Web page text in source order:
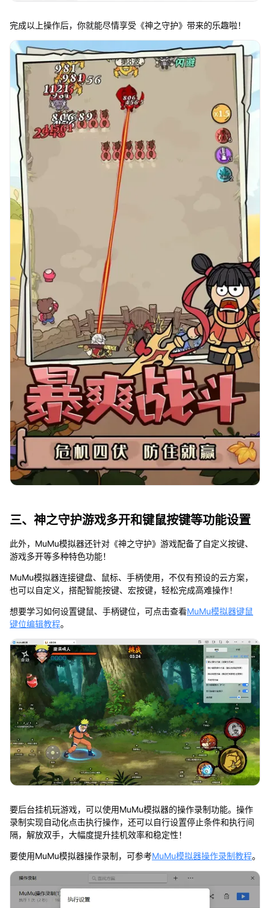
完成以上操作后，你就能尽情享受《神之守护》带来的乐趣啦！
三、神之守护游戏多开和键鼠按键等功能设置
此外，MuMu模拟器还针对《神之守护》游戏配备了自定义按键、
游戏多开等多种特色功能！
MuMu模拟器连接键盘、鼠标、手柄使用，不仅有预设的云方案，
也可以自定义，搭配智能按键、宏按键，轻松完成高难操作！
想要学习如何设置键鼠、手柄键位，可点击查看MuMu模拟器键鼠
键位编辑教程。
要后台挂机玩游戏，可以使用MuMu模拟器的操作录制功能。操作
录制实现自动化点击执行操作，还可以自行设置停止条件和执行间
隔，解放双手，大幅度提升挂机效率和稳定性！
要使用MuMu模拟器操作录制，可参考MuMu模拟器操作录制教程。